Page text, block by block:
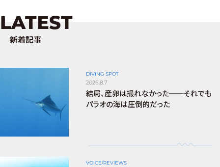
LATEST
新着記事
DIVING SPOT
2026.8.7
結局、産卵は撮れなかった──それでも
パラオの海は圧倒的だった
VOICE/REVIEWS